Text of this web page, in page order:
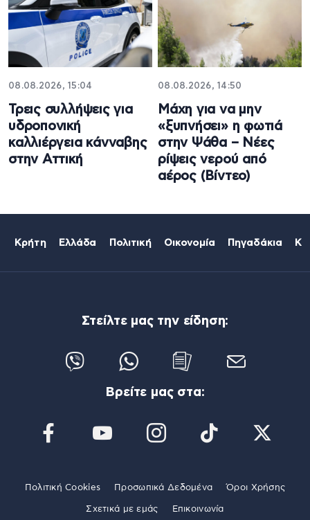
08.08.2026, 15:04
Τρεις συλλήψεις για
υδροπονική
καλλιέργεια κάνναβης
στην Αττική
08.08.2026, 14:50
Μάχη για να μην
«ξυπνήσει» η φωτιά
στην Ψάθα – Νέες
ρίψεις νερού από
αέρος (Βίντεο)
Κρήτη Ελλάδα Πολιτική Οικονομία Πηγαδάκια
Στείλτε μας την είδηση:
Βρείτε μας στα:
Πολιτική Cookies Προσωπικά Δεδομένα Όροι Χρήσης
Σχετικά με εμάς Επικοινωνία